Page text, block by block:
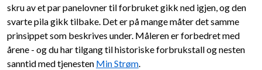
skru av et par panelovner til forbruket gikk ned igjen, og den
svarte pila gikk tilbake. Det er på mange måter det samme
prinsippet som beskrives under. Måleren er forbedret med
årene - og du har tilgang til historiske forbrukstall og nesten
sanntid med tjenesten Min Strøm.